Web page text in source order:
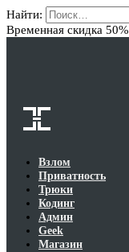
Найти:
Временная скидка 50%
Взлом
Приватность
Трюки
Кодинг
Админ
Geek
Магазин